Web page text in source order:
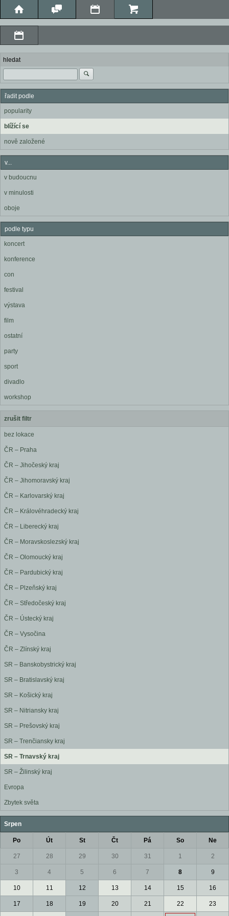
hledat
řadit podle
popularity
blížící se
nově založené
v...
v budoucnu
v minulosti
oboje
podle typu
koncert
konference
con
festival
výstava
film
ostatní
party
sport
divadlo
workshop
zrušit filtr
bez lokace
ČR – Praha
ČR – Jihočeský kraj
ČR – Jihomoravský kraj
ČR – Karlovarský kraj
ČR – Královéhradecký kraj
ČR – Liberecký kraj
ČR – Moravskoslezský kraj
ČR – Olomoucký kraj
ČR – Pardubický kraj
ČR – Plzeňský kraj
ČR – Středočeský kraj
ČR – Ústecký kraj
ČR – Vysočina
ČR – Zlínský kraj
SR – Banskobystrický kraj
SR – Bratislavský kraj
SR – Košický kraj
SR – Nitriansky kraj
SR – Prešovský kraj
SR – Trenčiansky kraj
SR – Trnavský kraj
SR – Žilinský kraj
Evropa
Zbytek světa
Srpen
Po Út St Čt Pá So Ne
27 28 29 30 31 1 2
3 4 5 6 7 8 9
10 11 12 13 14 15 16
17 18 19 20 21 22 23